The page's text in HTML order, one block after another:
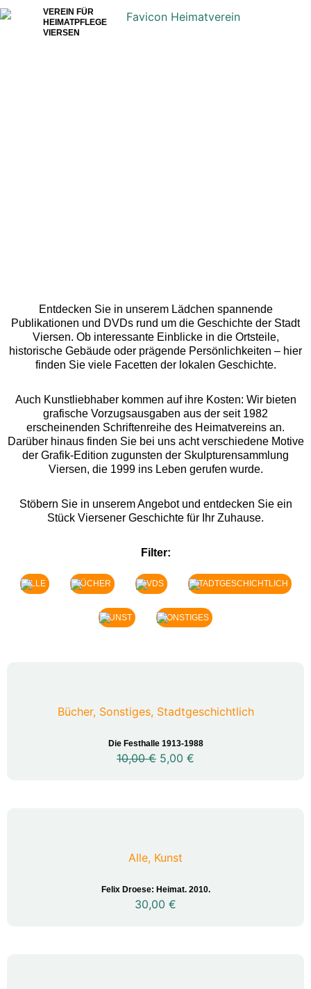
VEREIN FÜR
HEIMATPFLEGE
VIERSEN
Entdecken Sie in unserem Lädchen spannende
Publikationen und DVDs rund um die Geschichte der Stadt
Viersen. Ob interessante Einblicke in die Ortsteile,
historische Gebäude oder prägende Persönlichkeiten – hier
finden Sie viele Facetten der lokalen Geschichte.
Auch Kunstliebhaber kommen auf ihre Kosten: Wir bieten
grafische Vorzugsausgaben aus der seit 1982
erscheinenden Schriftenreihe des Heimatvereins an.
Darüber hinaus finden Sie bei uns acht verschiedene Motive
der Grafik-Edition zugunsten der Skulpturensammlung
Viersen, die 1999 ins Leben gerufen wurde.
Stöbern Sie in unserem Angebot und entdecken Sie ein
Stück Viersener Geschichte für Ihr Zuhause.
Filter:
ALLE BÜCHER DVDS STADTGESCHICHTLICH
KUNST SONSTIGES
Bücher, Sonstiges, Stadtgeschichtlich
Die Festhalle 1913-1988
10,00€ 5,00 €
Alle, Kunst
Felix Droese: Heimat. 2010.
30,00 €